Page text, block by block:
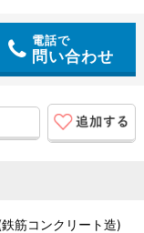
電話で
問い合わせ
筋コンクリート造)